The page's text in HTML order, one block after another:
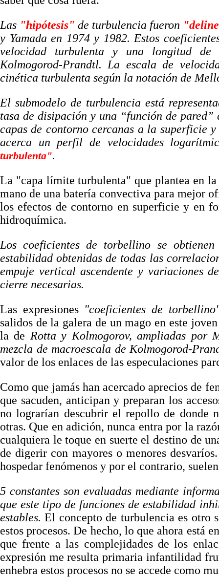
Las "hipótesis" de turbulencia fueron
y Yamada en 1974 y 1982. Estos
velocidad turbulenta y una longitud de
Kolmogorod-Prandtl. La escala de
cinética turbulenta según la notación de
El submodelo de turbulencia está
tasa de disipación y una “función de
capas de contorno cercanas a la superficie
acerca un perfil de velocidades
turbulenta".
La "capa límite turbulenta" que plantea en
mano de una batería convectiva para mejor
los efectos de contorno en superficie y en
hidroquímica.
Los coeficientes de torbellino se
estabilidad obtenidas de todas las
empuje vertical ascendente y variaciones
cierre necesarias.
Las expresiones "coeficientes de
salidos de la galera de un mago en este
la de Rotta y Kolmogorov, ampliadas por
mezcla de macroescala de Kolmogorod-
valor de los enlaces de las especulaciones
Como que jamás han acercado aprecios de
que sacuden, anticipan y preparan los
no lograrían descubrir el repollo de donde
otras. Que en adición, nunca entra por la
cualquiera le toque en suerte el destino de
de digerir con mayores o menores
hospedar fenómenos y por el contrario,
5 constantes son evaluadas mediante
que este tipo de funciones de estabilidad
estables.El concepto de turbulencia es otro
estos procesos. De hecho, lo que ahora
que frente a las complejidades de los
expresión me resulta primaria infantilidad
enhebra estos procesos no se accede como